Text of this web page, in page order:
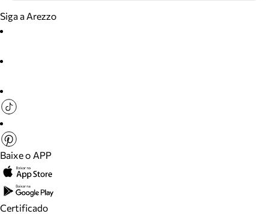
Siga a Arezzo
Baixe o APP
Certificado